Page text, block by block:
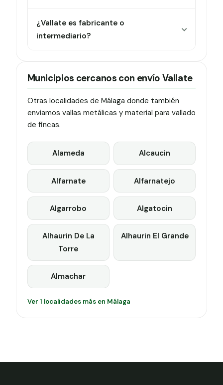
¿Vallate es fabricante o
intermediario?
Municipios cercanos con envío Vallate
Otras localidades de Málaga donde también
enviamos vallas metálicas y material para vallado
de fincas.
Alameda Alcaucin
Alfarnate Alfarnatejo
Algarrobo Algatocin
Alhaurin De La
Torre
Alhaurin El Grande
Almachar
Ver 1 localidades más en Málaga